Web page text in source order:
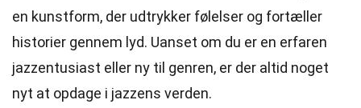
en kunstform, der udtrykker følelser og fortæller
historier gennem lyd. Uanset om du er en erfaren
jazzentusiast eller ny til genren, er der altid noget
nyt at opdage i jazzens verden.